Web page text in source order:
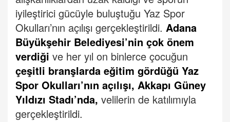
iyileştirici gücüyle buluştuğu Yaz Spor
Okulları’nın açılışı gerçekleştirildi. Adana
Büyükşehir Belediyesi’nin çok önem
verdiği ve her yıl on binlerce çocuğun
çeşitli branşlarda eğitim gördüğü Yaz
Spor Okulları’nın açılışı, Akkapı Güney
Yıldızı Stadı’nda, velilerin de katılımıyla
gerçekleştirildi.